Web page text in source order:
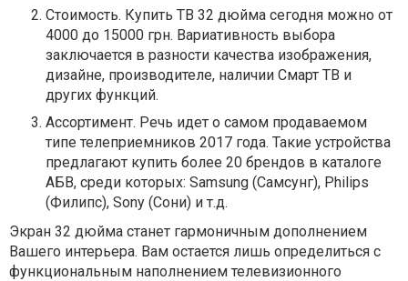
Стоимость. Купить ТВ 32 дюйма сегодня можно от
4000 до 15000 грн. Вариативность выбора
заключается в разности качества изображения,
дизайне, производителе, наличии Смарт ТВ и
других функций.
Ассортимент. Речь идет о самом продаваемом
типе телеприемников 2017 года. Такие устройства
предлагают купить более 20 брендов в каталоге
АБВ, среди которых: Samsung (Самсунг), Philips
(Филипс), Sony (Сони) и т.д.
Экран 32 дюйма станет гармоничным дополнением
Вашего интерьера. Вам остается лишь определиться с
функциональным наполнением телевизионного